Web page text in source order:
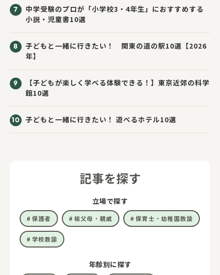
中学受験のプロが「小学校3・4年生」におすすめする
小説・児童書10選
子どもと一緒に行きたい！ 関東の道の駅10選【2026
年】
【子どもが楽しく学べる体験できる！】東京近郊の科学
館10選
子どもと一緒に行きたい！ 遊べるホテル10選
記事を探す
立場で探す
保護者 祖父母・親戚 保育士・幼稚園教諭
学校教諭
年齢別に探す